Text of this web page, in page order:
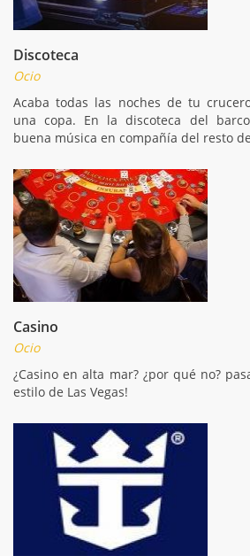
Discoteca
Ocio
Acaba todas las noches de tu
una copa. En la discoteca del
buena música en compañía del resto
Casino
Ocio
¿Casino en alta mar? ¿por qué no?
estilo de Las Vegas!